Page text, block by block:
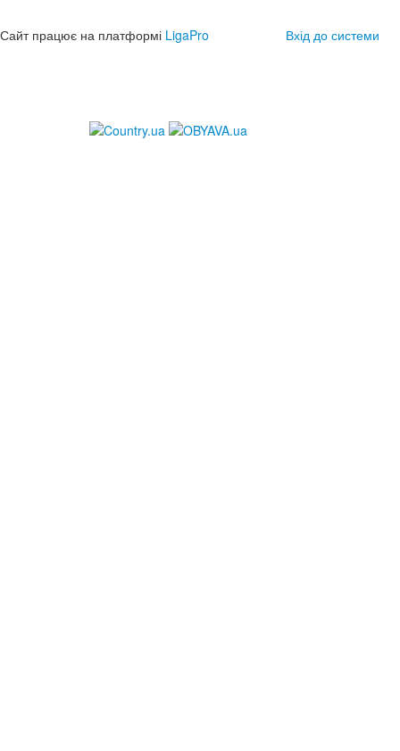
Сайт працює на платформі LigaPro Вхід до системи